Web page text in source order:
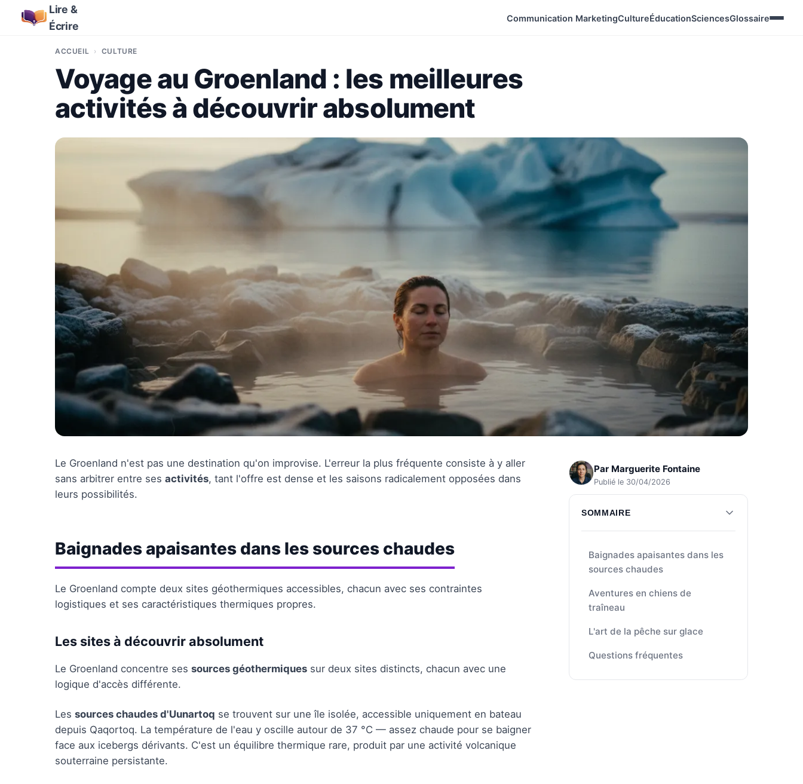
Lire &
Écrire
Communication MarketingCultureÉducationSciencesGlossaire
ACCUEIL CULTURE
Voyage au Groenland : les meilleures
activités à découvrir absolument
Par Marguerite Fontaine
Publié le 30/04/2026
SOMMAIRE
Baignades apaisantes dans les
sources chaudes
Aventures en chiens de
traîneau
L'art de la pêche sur glace
Questions fréquentes
Le Groenland n'est pas une destination qu'on improvise. L'erreur la plus fréquente consiste à y aller
sans arbitrer entre ses activités, tant l'offre est dense et les saisons radicalement opposées dans
leurs possibilités.
Baignades apaisantes dans les sources chaudes
Le Groenland compte deux sites géothermiques accessibles, chacun avec ses contraintes
logistiques et ses caractéristiques thermiques propres.
Les sites à découvrir absolument
Le Groenland concentre ses sources géothermiques sur deux sites distincts, chacun avec une
logique d'accès différente.
Les sources chaudes d'Uunartoq se trouvent sur une île isolée, accessible uniquement en bateau
depuis Qaqortoq. La température de l'eau y oscille autour de 37 °C — assez chaude pour se baigner
face aux icebergs dérivants. C'est un équilibre thermique rare, produit par une activité volcanique
souterraine persistante.